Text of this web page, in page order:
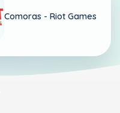
Comoras - Riot Games